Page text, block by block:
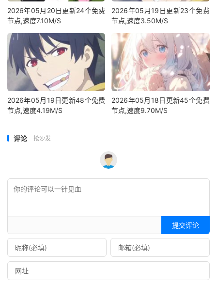
2026年05月20日更新24个免费
节点,速度7.10M/S
2026年05月19日更新23个免费
节点,速度3.50M/S
2026年05月19日更新48个免费
节点,速度4.19M/S
2026年05月18日更新45个免费
节点,速度9.70M/S
评论 抢沙发
提交评论